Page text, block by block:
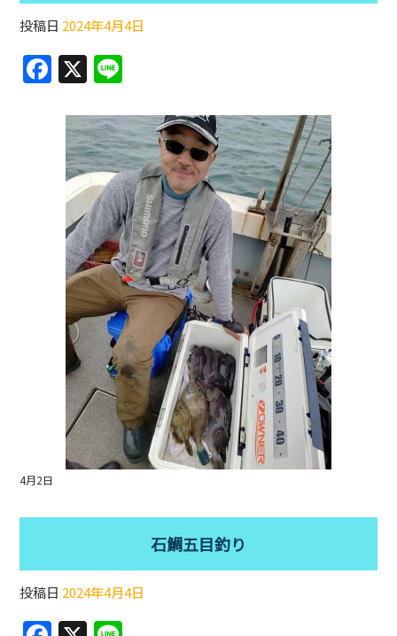
投稿日 2024年4月4日
F
a
c
e
b
o
o
k
X
e
4月2日
石鯛五目釣り
投稿日 2024年4月4日